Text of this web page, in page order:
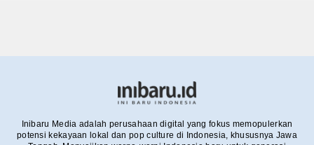
Inibaru Media adalah perusahaan digital yang fokus memopulerkan
potensi kekayaan lokal dan pop culture di Indonesia, khususnya Jawa